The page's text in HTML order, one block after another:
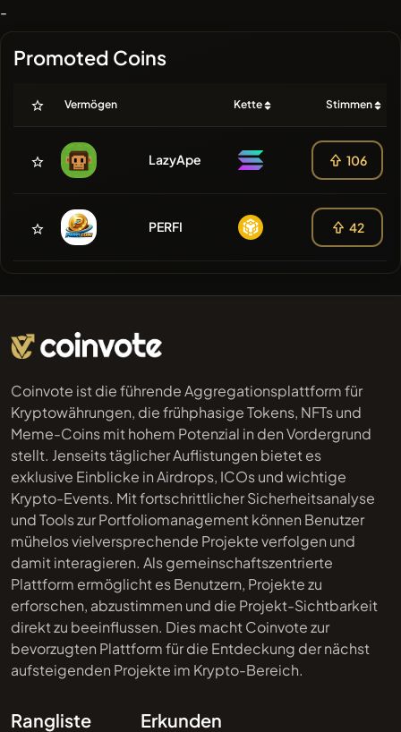
-
Promoted Coins
Vermögen Kette Stimmen
LazyApe 106
PERFI 42
Coinvote ist die führende Aggregationsplattform für
Kryptowährungen, die frühphasige Tokens, NFTs und
Meme-Coins mit hohem Potenzial in den Vordergrund
stellt. Jenseits täglicher Auflistungen bietet es
exklusive Einblicke in Airdrops, ICOs und wichtige
Krypto-Events. Mit fortschrittlicher Sicherheitsanalyse
und Tools zur Portfoliomanagement können Benutzer
mühelos vielversprechende Projekte verfolgen und
damit interagieren. Als gemeinschaftszentrierte
Plattform ermöglicht es Benutzern, Projekte zu
erforschen, abzustimmen und die Projekt-Sichtbarkeit
direkt zu beeinflussen. Dies macht Coinvote zur
bevorzugten Plattform für die Entdeckung der nächst
aufsteigenden Projekte im Krypto-Bereich.
Rangliste Erkunden